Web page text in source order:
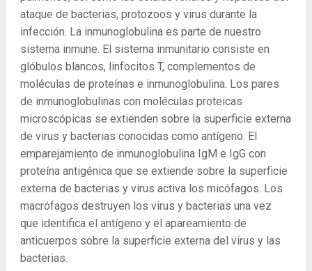
ataque de bacterias, protozoos y virus durante la
infección. La inmunoglobulina es parte de nuestro
sistema inmune. El sistema inmunitario consiste en
glóbulos blancos, linfocitos T, complementos de
moléculas de proteínas e inmunoglobulina. Los pares
de inmunoglobulinas con moléculas proteicas
microscópicas se extienden sobre la superficie externa
de virus y bacterias conocidas como antígeno. El
emparejamiento de inmunoglobulina IgM e IgG con
proteína antigénica que se extiende sobre la superficie
externa de bacterias y virus activa los micófagos. Los
macrófagos destruyen los virus y bacterias una vez
que identifica el antígeno y el apareamiento de
anticuerpos sobre la superficie externa del virus y las
bacterias.